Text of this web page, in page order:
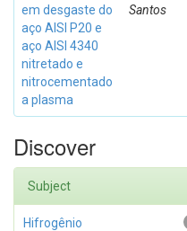
em desgaste do
aço AISI P20 e
aço AISI 4340
nitretado e
nitrocementado
a plasma
Santos
Discover
Subject
Hifrogênio